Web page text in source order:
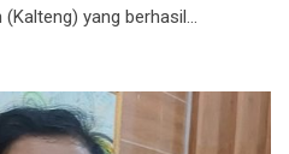
yang berhasil…